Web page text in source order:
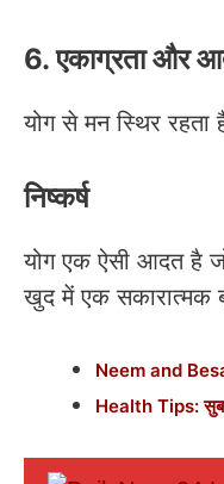
6. एकाग्रता और
योग से मन स्थिर रहता
निष्कर्ष
योग एक ऐसी आदत है
खुद में एक सकारात्मक
Neem and
Health Tips: सुबह